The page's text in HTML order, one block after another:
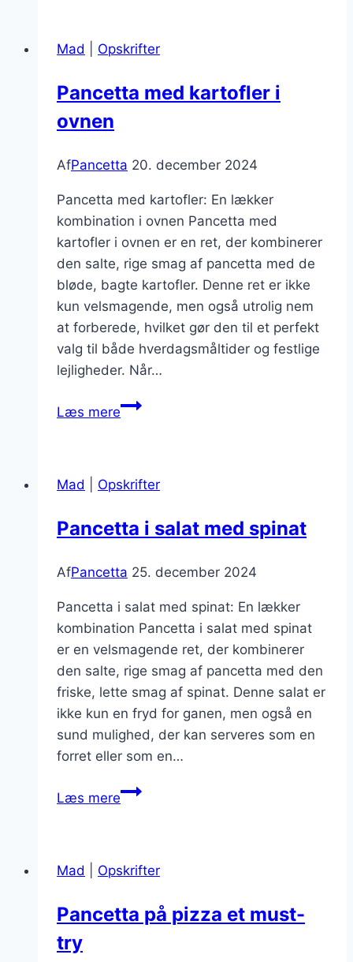
parmesanost
Mad Opskrifter
Pancetta med kartofler i
ovnen
AfPancetta 20. december 2024
Pancetta med kartofler: En lækker
kombination i ovnen Pancetta med
kartofler i ovnen er en ret, der kombinerer
den salte, rige smag af pancetta med de
bløde, bagte kartofler. Denne ret er ikke
kun velsmagende, men også utrolig nem
at forberede, hvilket gør den til et perfekt
valg til både hverdagsmåltider og festlige
lejligheder. Når…
Læs merePancetta
ovnen
Mad Opskrifter
Pancetta i salat med spinat
AfPancetta 25. december 2024
Pancetta i salat med spinat: En lækker
kombination Pancetta i salat med spinat
er en velsmagende ret, der kombinerer
den salte, rige smag af pancetta med den
friske, lette smag af spinat. Denne salat er
ikke kun en fryd for ganen, men også en
sund mulighed, der kan serveres som en
forret eller som en…
Læs merePancetta
spinat
Mad Opskrifter
Pancetta på pizza et must-
try